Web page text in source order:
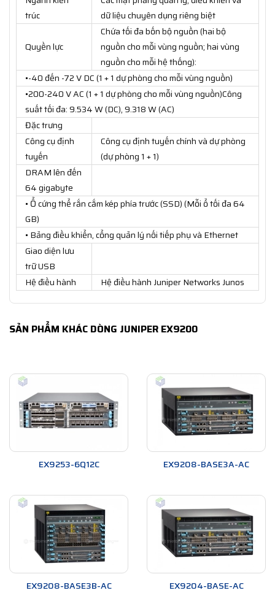
trúc
dữ liệu chuyên dụng riêng biệt
Quyền lực
Chứa tối đa bốn bộ nguồn (hai bộ
nguồn cho mỗi vùng nguồn; hai vùng
nguồn cho mỗi hệ thống):
•-40 đến -72 V DC (1 + 1 dự phòng cho mỗi vùng nguồn)
•200-240 V AC (1 + 1 dự phòng cho mỗi vùng nguồn)Công
suất tối đa: 9.534 W (DC), 9.318 W (AC)
Đặc trưng
Công cụ định
tuyến
Công cụ định tuyến chính và dự phòng
(dự phòng 1 + 1)
DRAM lên đến
64 gigabyte
• Ổ cứng thể rắn cắm kép phía trước (SSD) (Mỗi ổ tối đa 64
GB)
• Bảng điều khiển, cổng quản lý nối tiếp phụ và Ethernet
Giao diện lưu
trữ USB
Hệ điều hành
Hệ điều hành Juniper Networks Junos
SẢN PHẨM KHÁC DÒNG JUNIPER EX9200
EX9253-6Q12C EX9208-BASE3A-AC
EX9208-BASE3B-AC EX9204-BASE-AC